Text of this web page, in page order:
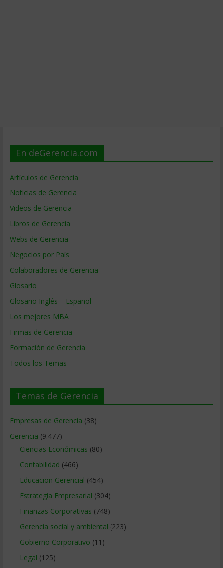
En deGerencia.com
Artículos de Gerencia
Noticias de Gerencia
Videos de Gerencia
Libros de Gerencia
Webs de Gerencia
Negocios por País
Colaboradores de Gerencia
Glosario
Glosario Inglés – Español
Los mejores MBA
Firmas de Gerencia
Formación de Gerencia
Todos los Temas
Temas de Gerencia
Empresas de Gerencia (38)
Gerencia (9.477)
Ciencias Económicas (80)
Contabilidad (466)
Educacion Gerencial (454)
Estrategia Empresarial (304)
Finanzas Corporativas (748)
Gerencia social y ambiental (223)
Gobierno Corporativo (11)
Legal (125)